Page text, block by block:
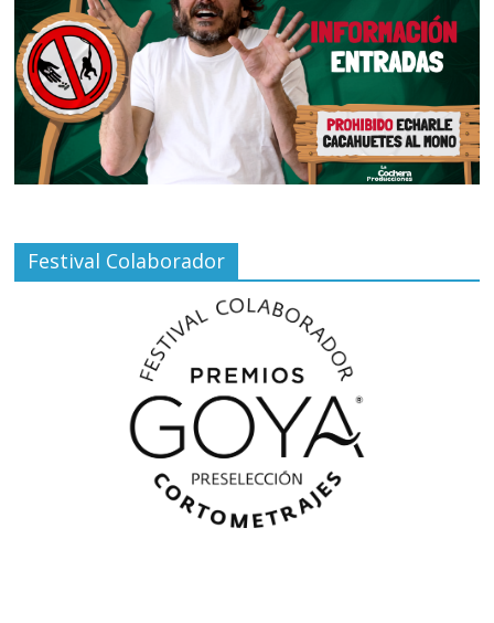
Festival Colaborador